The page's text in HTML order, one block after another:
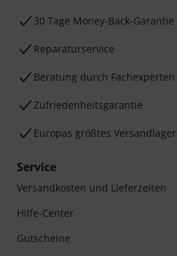
30 Tage Money-Back-Garantie
Reparaturservice
Beratung durch Fachexperten
Zufriedenheitsgarantie
Europas größtes Versandlager
Service
Versandkosten und Lieferzeiten
Hilfe-Center
Gutscheine